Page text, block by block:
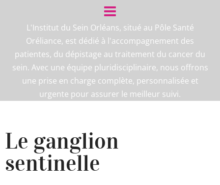
L'Institut du Sein Orléans, situé au Pôle Santé
Oréliance, est dédié à l'accompagnement des
patientes, du dépistage au traitement du cancer du
sein. Avec une équipe pluridisciplinaire, nous offrons
une prise en charge complète, personnalisée et
urgente pour assurer le meilleur suivi.
Le ganglion
sentinelle